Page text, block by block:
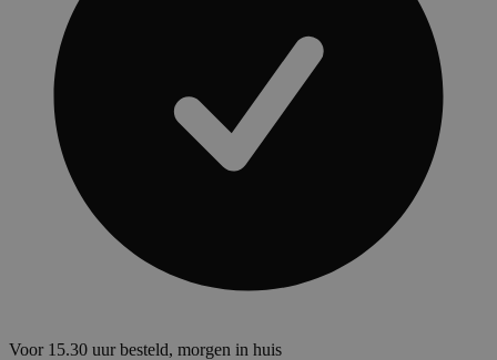
Voor 15.30 uur besteld, morgen in huis